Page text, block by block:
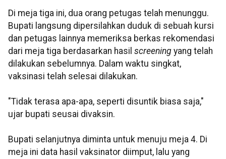
Di meja tiga ini, dua orang petugas telah menunggu.
Bupati langsung dipersilahkan duduk di sebuah kursi
dan petugas lainnya memeriksa berkas rekomendasi
dari meja tiga berdasarkan hasil screening yang telah
dilakukan sebelumnya. Dalam waktu singkat,
vaksinasi telah selesai dilakukan.
"Tidak terasa apa-apa, seperti disuntik biasa saja,"
ujar bupati seusai divaksin.
Bupati selanjutnya diminta untuk menuju meja 4. Di
meja ini data hasil vaksinator diimput, lalu yang